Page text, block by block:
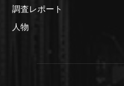
調査レポート
人物